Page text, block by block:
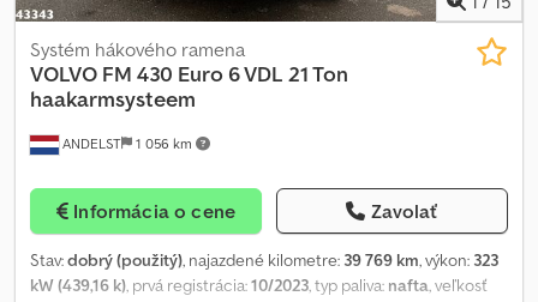
ANDELST 1 056 km
Systém hákového ramena
VOLVO FM 430 Euro 6 VDL 21 Ton
haakarmsysteem
Informácia o cene Zavolať
Stav:dobrý (použitý), najazdené kilometre: 39 769 km, výkon: 323
kW (439,16 k), prvá registrácia:10/2023, typ paliva: nafta, veľkosť